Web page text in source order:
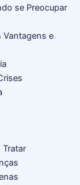
se Preocupar
Vantagens e
Tratar